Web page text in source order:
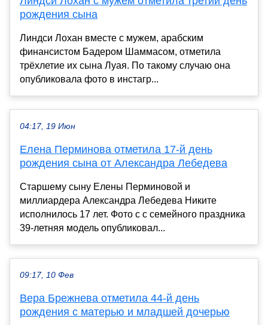
рождения сына
Линдси Лохан вместе с мужем, арабским
финансистом Бадером Шаммасом, отметила
трёхлетие их сына Луая. По такому случаю она
опубликовала фото в инстагр...
04:17, 19 Июн
Елена Перминова отметила 17-й день
рождения сына от Александра Лебедева
Старшему сыну Елены Перминовой и
миллиардера Александра Лебедева Никите
исполнилось 17 лет. Фото с с семейного праздника
39-летняя модель опубликовал...
09:17, 10 Фев
Вера Брежнева отметила 44-й день
рождения с матерью и младшей дочерью